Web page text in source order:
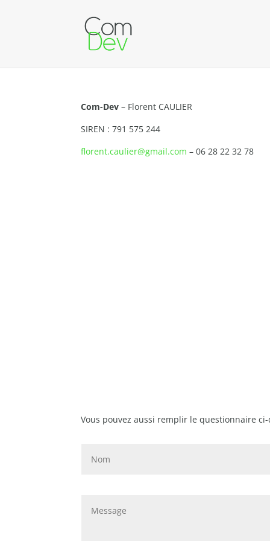
Com-Dev – Florent CAULIER
SIREN : 791 575 244
florent.caulier@gmail.com – 06 28 22 32 78
Vous pouvez aussi remplir le questionnaire ci-